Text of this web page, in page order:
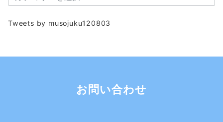
テ
リ
Tweets by musojuku120803
お問い合わせ